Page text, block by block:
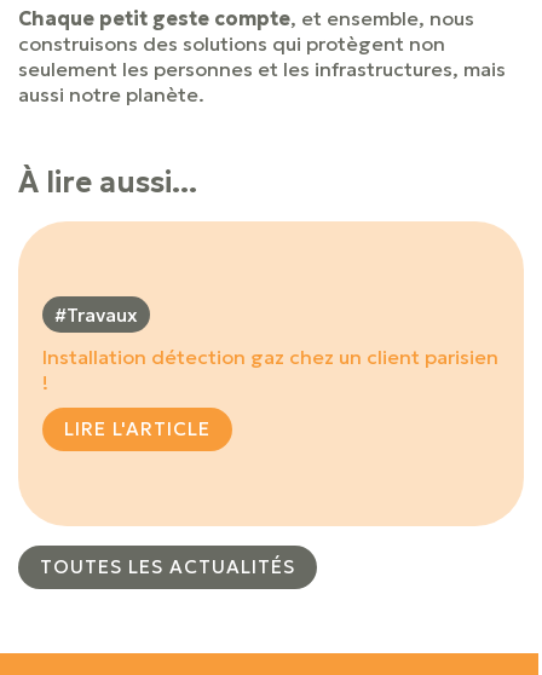
Chaque petit geste compte, et ensemble, nous
construisons des solutions qui protègent non
seulement les personnes et les infrastructures, mais
aussi notre planète.
À lire aussi...
#Travaux
Installation détection gaz chez un client parisien
!
LIRE L'ARTICLE
TOUTES LES ACTUALITÉS